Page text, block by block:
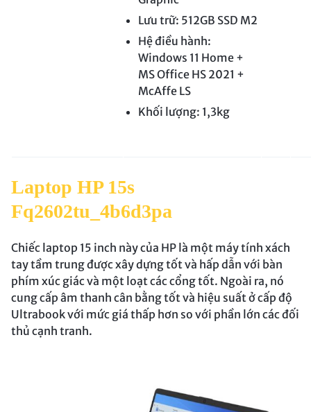
Lưu trữ: 512GB SSD M2
Hệ điều hành:
Windows 11 Home +
MS Office HS 2021 +
McAffe LS
Khối lượng: 1,3kg
Laptop HP 15s
Fq2602tu_4b6d3pa
Chiếc laptop 15 inch này của HP là một máy tính xách
tay tầm trung được xây dựng tốt và hấp dẫn với bàn
phím xúc giác và một loạt các cổng tốt. Ngoài ra, nó
cung cấp âm thanh cân bằng tốt và hiệu suất ở cấp độ
Ultrabook với mức giá thấp hơn so với phần lớn các đối
thủ cạnh tranh.